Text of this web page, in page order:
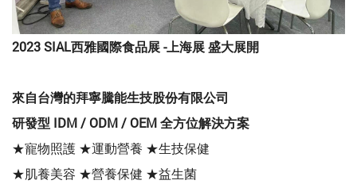
2023 SIAL西雅國際食品展 -上海展 盛大展開
來自台灣的拜寧騰能生技股份有限公司
研發型 IDM / ODM / OEM 全方位解決方案
★寵物照護 ★運動營養 ★生技保健
★肌養美容 ★營養保健 ★益生菌